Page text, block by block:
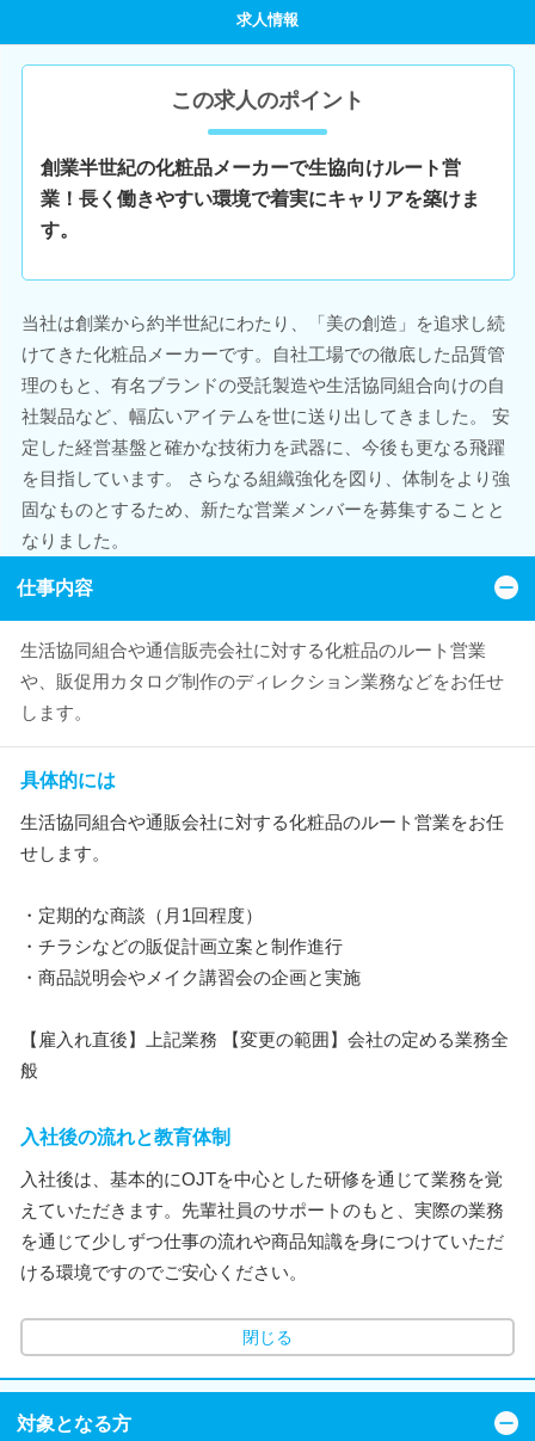
求人情報
この求人のポイント
創業半世紀の化粧品メーカーで生協向けルート営
業！長く働きやすい環境で着実にキャリアを築けま
す。
当社は創業から約半世紀にわたり、「美の創造」を追求し続
けてきた化粧品メーカーです。自社工場での徹底した品質管
理のもと、有名ブランドの受託製造や生活協同組合向けの自
社製品など、幅広いアイテムを世に送り出してきました。 安
定した経営基盤と確かな技術力を武器に、今後も更なる飛躍
を目指しています。 さらなる組織強化を図り、体制をより強
固なものとするため、新たな営業メンバーを募集することと
なりました。
仕事内容
生活協同組合や通信販売会社に対する化粧品のルート営業
や、販促用カタログ制作のディレクション業務などをお任せ
します。
具体的には
生活協同組合や通販会社に対する化粧品のルート営業をお任
せします。
・定期的な商談（月1回程度）
・チラシなどの販促計画立案と制作進行
・商品説明会やメイク講習会の企画と実施
【雇入れ直後】上記業務 【変更の範囲】会社の定める業務全
般
入社後の流れと教育体制
入社後は、基本的にOJTを中心とした研修を通じて業務を覚
えていただきます。先輩社員のサポートのもと、実際の業務
を通じて少しずつ仕事の流れや商品知識を身につけていただ
ける環境ですのでご安心ください。
閉じる
対象となる方